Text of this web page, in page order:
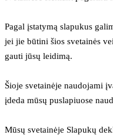
Pagal įstatymą slapukus
jei jie būtini šios svetainės
gauti jūsų leidimą.
Šioje svetainėje naudojami
įdeda mūsų puslapiuose
Mūsų svetainėje Slapukų